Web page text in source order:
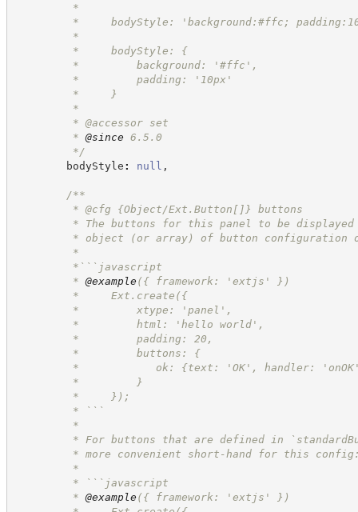
*
*     bodyStyle: 'background:#ffc;
*
*     bodyStyle: {
*         background: '#ffc',
*         padding: '10px'
*     }
*
* @accessor set
* @since 6.5.0
*/
bodyStyle : null ,
/**
* @cfg {Object/Ext.Button[]} buttons
* The buttons for this panel to be displayed in
* object (or array) of button configuration
*
*```javascript
* @example ({ framework: 'extjs' })
*     Ext.create({
*         xtype: 'panel',
*         html: 'hello world',
*         padding: 20,
*         buttons: {
*            ok: {text: 'OK', handler:
*         }
*     });
* ```
*
* For buttons that are defined in
* more convenient short-hand for this
*
* ```javascript
* @example ({ framework: 'extjs' })